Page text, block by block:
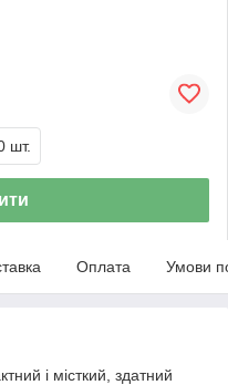
шт.
Оплата Умови
і місткий, здатний